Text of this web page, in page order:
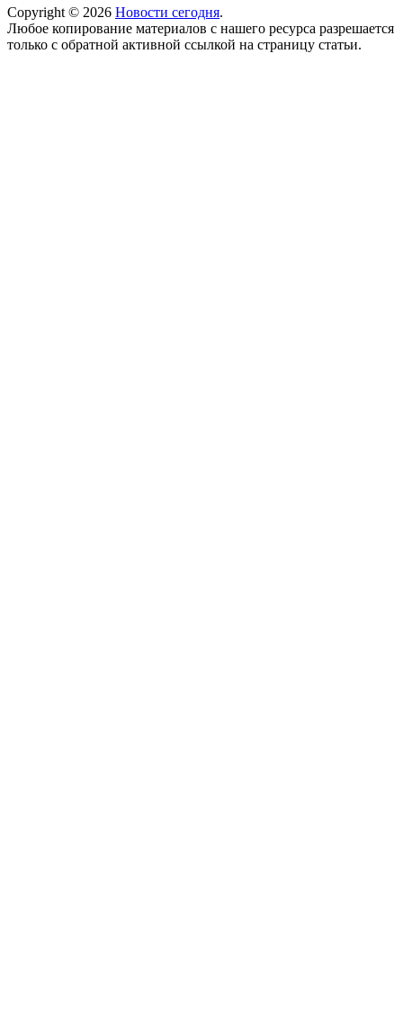
Copyright © 2026 Новости сегодня.
Любое копирование материалов с нашего ресурса разрешается
только с обратной активной ссылкой на страницу статьи.